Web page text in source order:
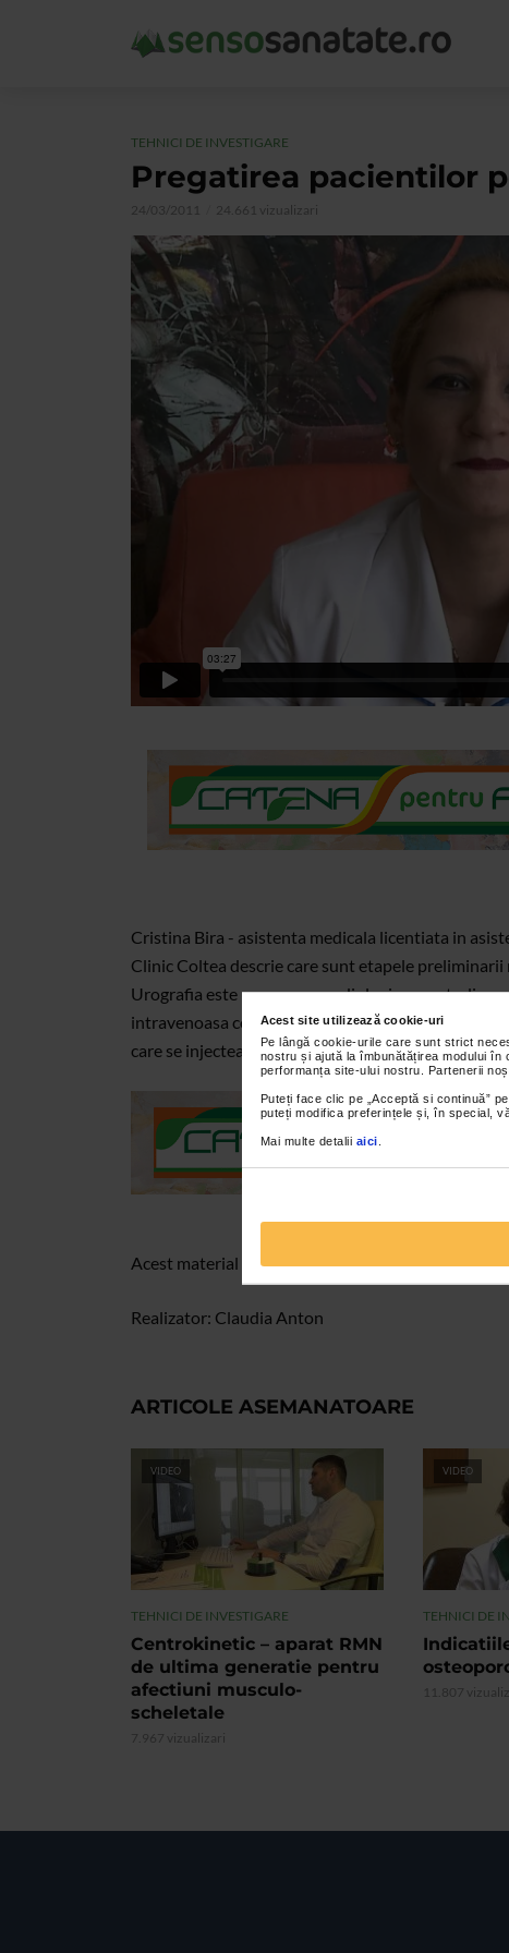
Acest site utilizează cookie-uri
Pe lângă cookie-urile care sunt strict
nostru și ajută la îmbunătățirea modului
performanța site-ului nostru. Partenerii
Puteți face clic pe „Acceptă si continuă”
puteți modifica preferințele și, în special,
Mai multe detalii aici
TEHNICI DE INVESTIGARE
Pregatirea pacientilor
24/03/2011 24.661 vizualizari
Cristina Bira - asistenta medicala licentiata in
Clinic Coltea descrie care sunt etapele preliminarii
Urografia este un examen radiologic care
intravenoasa consta in radiografierea cailor
care se injecteaza pe cale venoasa si se elimina in
Acest material va este oferit de Catena.
Realizator: Claudia Anton
ARTICOLE ASEMANATOARE
VIDEO
TEHNICI DE INVESTIGARE
Centrokinetic – aparat RMN
de ultima generatie pentru
afectiuni musculo-
scheletale
7.967 vizualizari
VIDEO
TEHNICI DE
11.807